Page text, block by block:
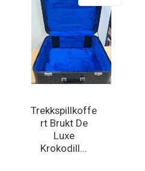
Trekkspillkoffe
rt Brukt De
Luxe
Krokodill...